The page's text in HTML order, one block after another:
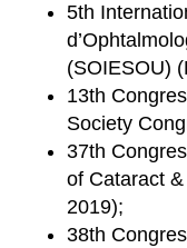
5th
(SOIESOU)
13th
Society
37th
of Cataract
2019);
38th